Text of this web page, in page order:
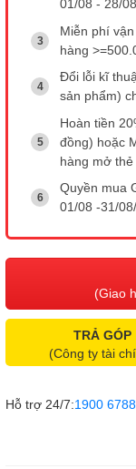
01/08 - 28/
Miễn phí
hàng
Đổi lỗi kĩ
sản phẩm)
Hoàn tiền
đồng) hoặc
hàng mở
Quyền mua
01/08 -31/
(Giao
TRẢ GÓP
(Công ty tài
Hỗ trợ 24/7:1900 6788